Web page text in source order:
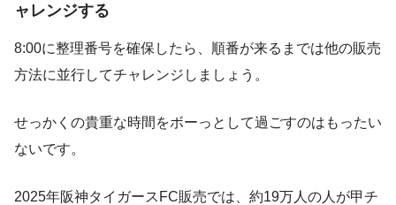
ャレンジする
8:00に整理番号を確保したら、順番が来るまでは他の販売
方法に並行してチャレンジしましょう。
せっかくの貴重な時間をボーっとして過ごすのはもったい
ないです。
2025年阪神タイガースFC販売では、約19万人の人が甲チ